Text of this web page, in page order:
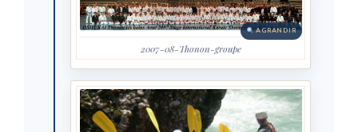
AGRANDIR
2007-08-Thonon-groupe